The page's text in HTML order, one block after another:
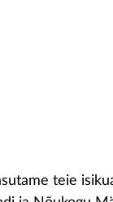
teie